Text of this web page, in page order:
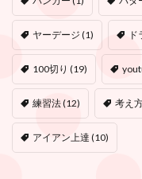
ヤーデージ (1)
100切り (19)
練習法(12) 考え
アイアン上達 (10)